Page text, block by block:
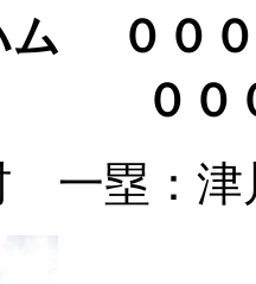
ム ００
００
一塁：津